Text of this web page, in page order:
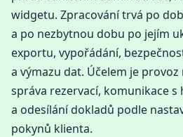
widgetu. Zpracování trvá po
a po nezbytnou dobu po jejím
exportu, vypořádání,
a výmazu dat. Účelem je
správa rezervací, komunikace s
a odesílání dokladů podle
pokynů klienta.